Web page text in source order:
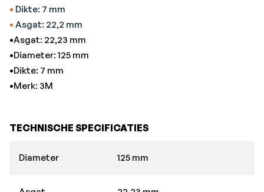
• Dikte: 7 mm
• Asgat: 22,2 mm
•Asgat: 22,23 mm
•Diameter: 125 mm
•Dikte: 7 mm
•Merk: 3M
TECHNISCHE SPECIFICATIES
Diameter 125 mm